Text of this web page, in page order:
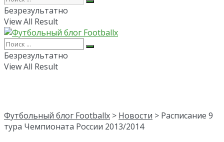
Безрезультатно
View All Result
Безрезультатно
View All Result
Футбольный блог Footballx > Новости > Расписание 9
тура Чемпионата России 2013/2014